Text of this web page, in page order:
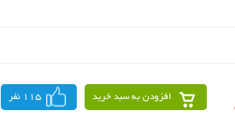
افزودن به سبد خرید 115 نفر